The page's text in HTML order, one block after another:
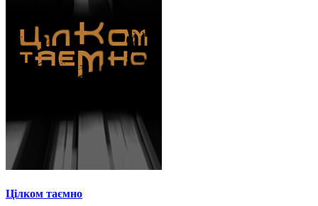
Цілком таємно